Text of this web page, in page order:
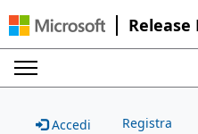
Release
Accedi Registra